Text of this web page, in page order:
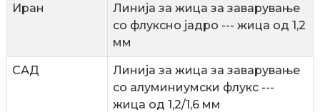
Иран
Линија за жица за заварување
со флуксно јадро --- жица од 1,2
мм
САД
Линија за жица за заварување
со алуминиумски флукс ---
жица од 1,2/1,6 мм